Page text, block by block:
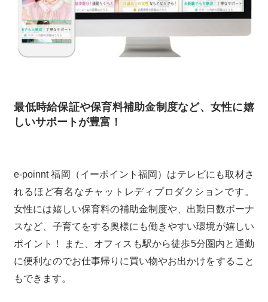
最低時給保証や保育料補助金制度など、女性に嬉
しいサポートが豊富！
e-poinnt 福岡（イーポイント福岡）はテレビにも取材さ
れるほど有名なチャットレディプロダクションです。
女性には嬉しい保育料の補助金制度や、出勤日数ボーナ
スなど、子育てをする奥様にも働きやすい環境が嬉しい
ポイント！ また、オフィスも駅から徒歩5分圏内と通勤
に便利なのでお仕事帰りに買い物やお出かけをすること
もできます。